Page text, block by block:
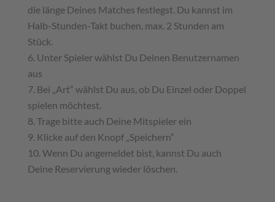
die länge Deines Matches festlegst. Du kannst im
Halb-Stunden-Takt buchen, max. 2 Stunden am
Stück.
Unter Spieler wählst Du Deinen Benutzernamen
aus
Bei „Art“ wählst Du aus, ob Du Einzel oder Doppel
spielen möchtest.
Trage bitte auch Deine Mitspieler ein
Klicke auf den Knopf „Speichern“
Wenn Du angemeldet bist, kannst Du auch
Deine Reservierung wieder löschen.